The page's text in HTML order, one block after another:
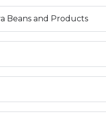
Beans and Products